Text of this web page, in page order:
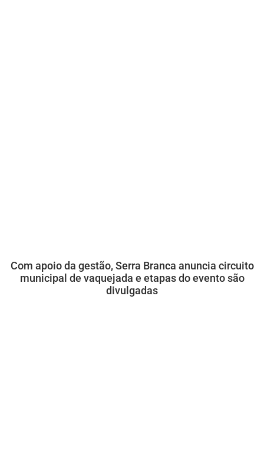
Com apoio da gestão, Serra Branca anuncia circuito
municipal de vaquejada e etapas do evento são
divulgadas